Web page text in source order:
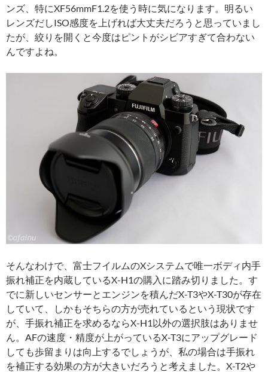
ンズ、特にXF56mmF1.2を使う時に気になります。明るい
レンズだしISO感度を上げれば大丈夫だろうと思っていまし
たが、絞りを開くと今度はピントがシビアすぎて合わない
んですよね。
そんなわけで、富士フイルムのXシステムで唯一ボディ内手
振れ補正を内蔵しているX-H1の購入に踏み切りました。す
でに新しいセンサーとエンジンを積んだX-T3やX-T30が存在
していて、しかもそちらの方が売れているという現状です
が、手振れ補正を求めるならX-H1以外の選択肢はありませ
ん。AFの速度・精度が上がっているX-T3にアップグレード
しても歩留まりは向上するでしょうが、私の場合は手振れ
を補正する効果の方が大きいだろうと考えました。X-T2や